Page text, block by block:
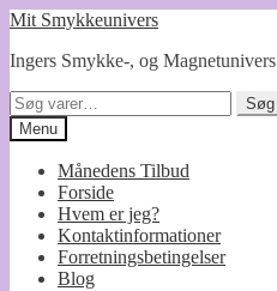
Spring
navigation
Spring
indhold
Mit Smykkeunivers
Ingers Smykke-, og Magnetunivers
Søg
efter:
Søg
Menu
Månedens Tilbud
Forside
Hvem er jeg?
Kontaktinformationer
Forretningsbetingelser
Blog